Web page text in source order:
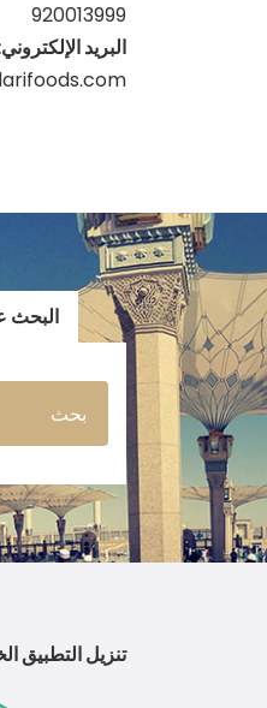
920013999
البريد
البحث
بحث
تنزيل التطبيق